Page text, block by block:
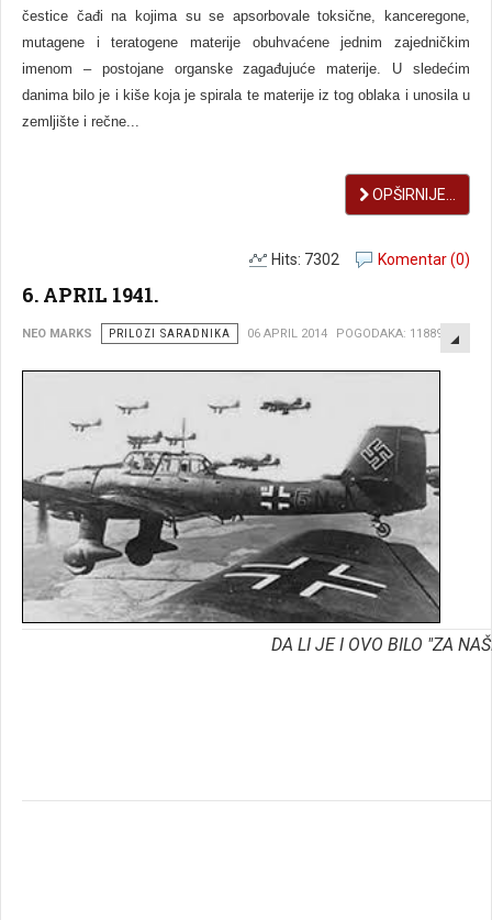
čestice čađi na kojima su se apsorbovale toksične, kanceregone,
mutagene i teratogene materije obuhvaćene jednim zajedničkim
imenom – postojane organske zagađujuće materije. U sledećim
danima bilo je i kiše koja je spirala te materije iz tog oblaka i unosila u
zemljište i rečne...
OPŠIRNIJE...
Komentar (0)
Hits: 7302
6. APRIL 1941.
NEO MARKS PRILOZI SARADNIKA 06 APRIL 2014 POGODAKA: 11889
DA LI JE I OVO BILO "ZA